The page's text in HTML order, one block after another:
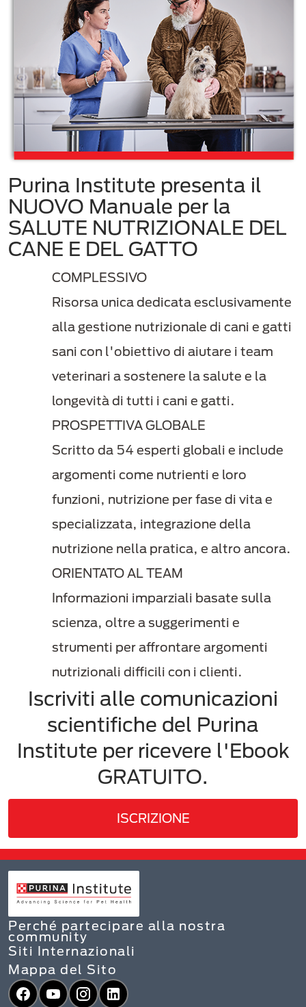
Purina Institute presenta il
NUOVO Manuale per la
SALUTE NUTRIZIONALE DEL
CANE E DEL GATTO
COMPLESSIVO
Risorsa unica dedicata esclusivamente
alla gestione nutrizionale di cani e gatti
sani con l'obiettivo di aiutare i team
veterinari a sostenere la salute e la
longevità di tutti i cani e gatti.
PROSPETTIVA GLOBALE
Scritto da 54 esperti globali e include
argomenti come nutrienti e loro
funzioni, nutrizione per fase di vita e
specializzata, integrazione della
nutrizione nella pratica, e altro ancora.
ORIENTATO AL TEAM
Informazioni imparziali basate sulla
scienza, oltre a suggerimenti e
strumenti per affrontare argomenti
nutrizionali difficili con i clienti.
Iscriviti alle comunicazioni
scientifiche del Purina
Institute per ricevere l'Ebook
GRATUITO.
ISCRIZIONE
Perché partecipare alla nostra
community
Siti Internazionali
Mappa del Sito
Facebook
YouTubeInstagram
LinkedIn